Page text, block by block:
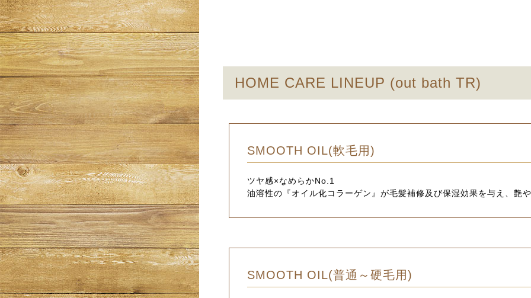
HOME CARE LINEUP (out bath TR)
SMOOTH OIL(軟毛用)
ツヤ感×なめらかNo.1
油溶性の『オイル化コラーゲン』が毛髪補修及び保湿効果を与え、艶
SMOOTH OIL(普通～硬毛用)